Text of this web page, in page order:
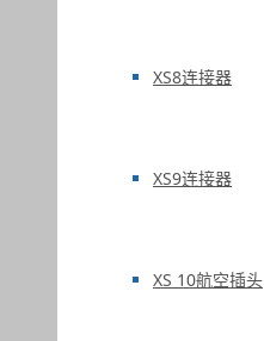
XS8连接器
XS9连接器
XS 10航空插头